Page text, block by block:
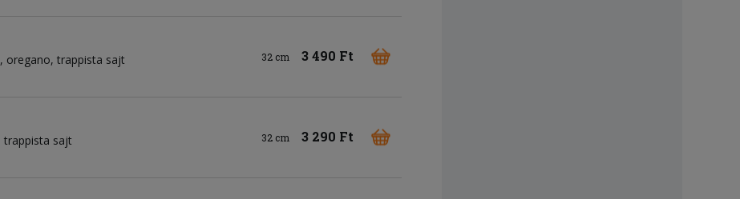
oregano trappista sajt 32 cm 3 490 Ft
trappista sajt 32 cm 3 290 Ft